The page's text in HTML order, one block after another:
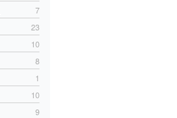
7
23
10
8
1
10
9